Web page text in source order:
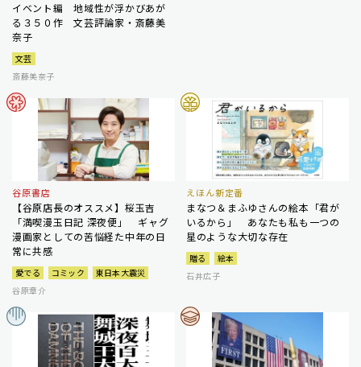
イベント編 地域性が浮かびあが
る３５０作 文芸評論家・斎藤美
奈子
文芸
斎藤美奈子
谷原書店
【谷原店長のオススメ】桜玉吉
「満喫漫玉日記 深夜便」 ギャグ
漫画家としての苦悩経た中年の日
常に共感
愛でる コミック
東日本大震災
谷原章介
えほん新定番
まなつ＆まふゆさんの絵本「君が
いるから」 あなたも私も一つの
星のような大切な存在
贈る
絵本
石井広子